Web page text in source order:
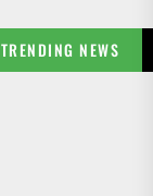
TRENDING NEWS